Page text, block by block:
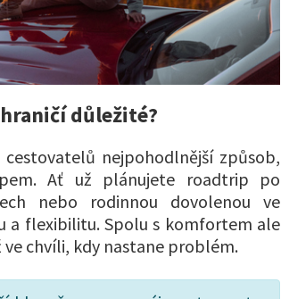
důležité?
nejpohodlnější způsob,
Ať už plánujete roadtrip po
nebo rodinnou dovolenou ve
a flexibilitu. Spolu s komfortem ale
chvíli, kdy nastane problém.